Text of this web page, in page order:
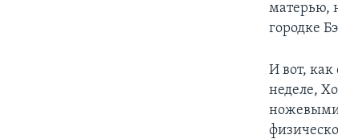
матерью,
городке
И вот,
неделе,
ножевыми